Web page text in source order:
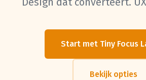
Start met Tiny Focus
Bekijk opties